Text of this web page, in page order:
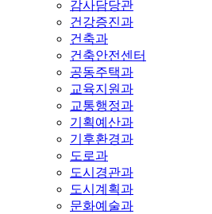
감사담당관
건강증진과
건축과
건축안전센터
공동주택과
교육지원과
교통행정과
기획예산과
기후환경과
도로과
도시경관과
도시계획과
문화예술과